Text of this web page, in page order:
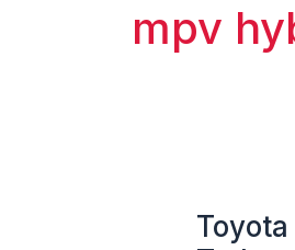
mpv
Toyota